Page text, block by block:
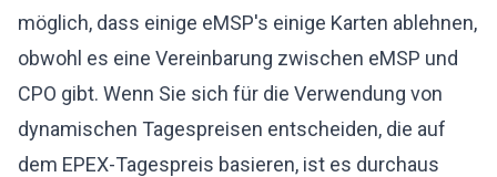
möglich, dass einige eMSP's einige Karten ablehnen,
obwohl es eine Vereinbarung zwischen eMSP und
CPO gibt. Wenn Sie sich für die Verwendung von
dynamischen Tagespreisen entscheiden, die auf
dem EPEX-Tagespreis basieren, ist es durchaus